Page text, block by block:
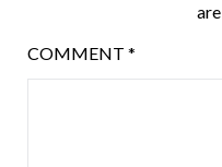
COMMENT *